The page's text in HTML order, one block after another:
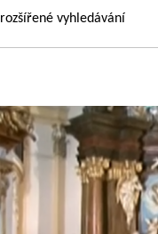
rozšířené vyhledávání